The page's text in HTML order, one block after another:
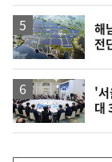
해
전
'
대